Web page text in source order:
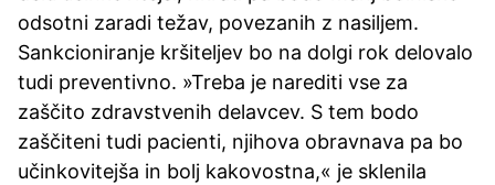
odsotni zaradi težav, povezanih z nasiljem.
Sankcioniranje kršiteljev bo na dolgi rok delovalo
tudi preventivno. »Treba je narediti vse za
zaščito zdravstvenih delavcev. S tem bodo
zaščiteni tudi pacienti, njihova obravnava pa bo
učinkovitejša in bolj kakovostna,« je sklenila